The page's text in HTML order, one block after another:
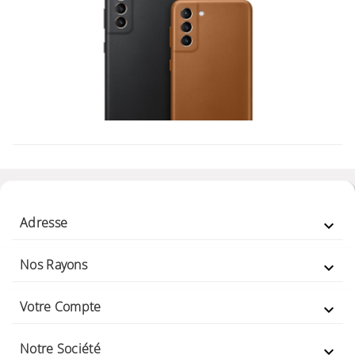
Adresse 
Nos Rayons 
Votre Compte 
Notre Société